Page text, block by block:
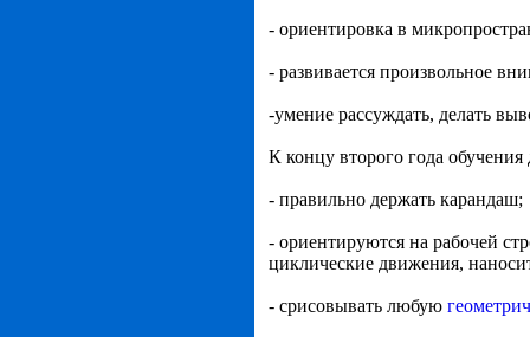
- ориентировка в
- развивается произвольное
-умение рассуждать, делать
К концу второго года
- правильно держать карандаш;
- ориентируются на рабочей
циклические движения,
- срисовывать любую